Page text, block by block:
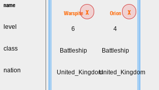
name
level
class
nation
Warspite x
6
Battleship
United_Kingdom
Orion x
4
Battleship
United_Kingdom